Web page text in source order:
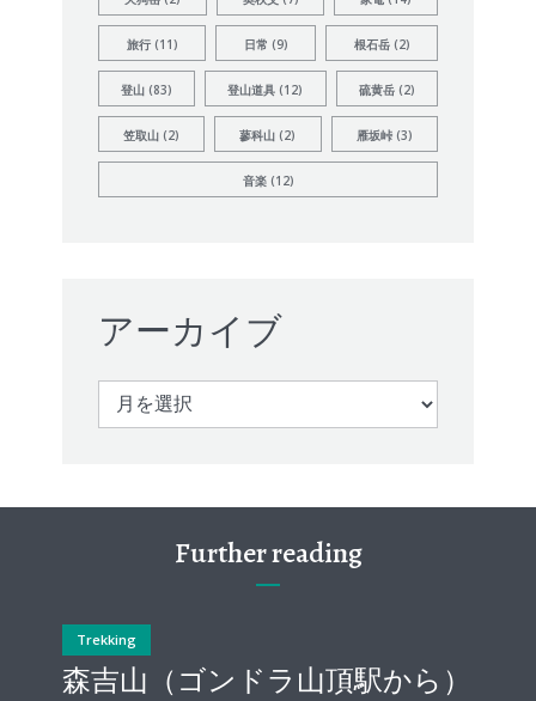
旅行(11) 日常 (9) 根石岳(2)
登山 (83) 登山道具 (12) 硫黄岳(2)
笠取山 (2) 蓼科山 (2) 雁坂峠(3)
音楽(12)
アーカイブ
ブ
Further reading
Trekking
森吉山（ゴンドラ山頂駅から）